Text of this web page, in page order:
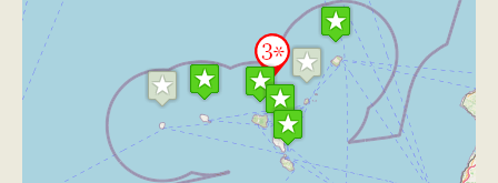
Travelers' Map is loading...
If you see this after your page is
loaded completely, leafletJS files are
missing.